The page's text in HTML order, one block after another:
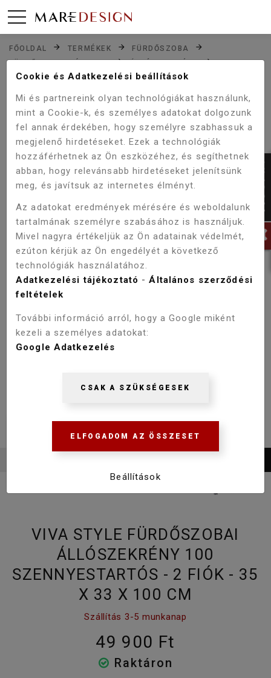
FŐOLDAL TERMÉKEK
FÜRDŐSZOBA
FÜRDŐSZOBA BÚTOROK
ÁLLÓ SZEKRÉNY
VIVA STYLE FÜRDŐSZOBAI ÁLLÓSZEKRÉNY 100
VIVA STYLE FÜRDŐSZOBAI
ÁLLÓSZEKRÉNY 100
SZENNYESTARTÓS - 2 FIÓK - 35
X 33 X 100 CM
Szállítás 3-5 munkanap
49 900 Ft
Raktáron
Cookie és Adatkezelési beállítások
Mi és partnereink olyan technológiákat használunk,
mint a Cookie-k, és személyes adatokat dolgozunk
fel annak érdekében, hogy személyre szabhassuk a
megjelenő hirdetéseket. Ezek a technológiák
hozzáférhetnek az Ön eszközéhez, és segíthetnek
abban, hogy relevánsabb hirdetéseket jelenítsünk
meg, és javítsuk az internetes élményt.
Az adatokat eredmények mérésére és weboldalunk
tartalmának személyre szabásához is használjuk.
Mivel nagyra értékeljük az Ön adatainak védelmét,
ezúton kérjük az Ön engedélyét a következő
technológiák használatához.
Adatkezelési tájékoztató -Általános szerződési
feltételek
További információ arról, hogy a Google miként
kezeli a személyes adatokat:
Google Adatkezelés
CSAK A SZÜKSÉGESEK
ELFOGADOM AZ ÖSSZESET
Beállítások